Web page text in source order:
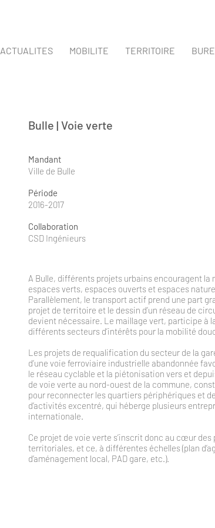
ACTUALITES MOBILITE TERRITOIRE
Bulle | Voie verte
Mandant
Ville de Bulle
Période
2016-2017
Collaboration
CSD Ingénieurs
A Bulle, différents projets urbains encouragent la
espaces verts, espaces ouverts et espaces
Parallèlement, le transport actif prend une part
projet de territoire et le dessin d’un réseau de
devient nécessaire. Le maillage vert, participe à
différents secteurs d’intérêts pour la mobilité
Les projets de requalification du secteur de la
d’une voie ferroviaire industrielle abandonnée
le réseau cyclable et la piétonisation vers et
de voie verte au nord-ouest de la commune,
pour reconnecter les quartiers périphériques et
d’activités excentré, qui héberge plusieurs
internationale.
Ce projet de voie verte s’inscrit donc au cœur
territoriales, et ce, à différentes échelles (plan
d’aménagement local, PAD gare, etc.).